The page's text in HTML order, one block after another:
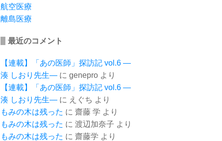
航空医療
離島医療
最近のコメント
【連載】「あの医師」探訪記 vol.6 ―
湊 しおり先生― に genepro より
【連載】「あの医師」探訪記 vol.6 ―
湊 しおり先生― に えぐち より
もみの木は残った に 齋藤 学 より
もみの木は残った に 渡辺加奈子 より
もみの木は残った に 齋藤学 より